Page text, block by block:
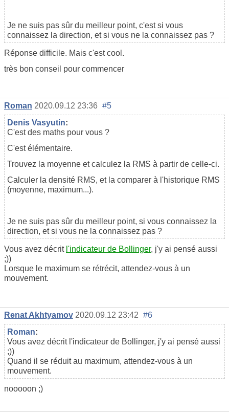
Je ne suis pas sûr du meilleur point, c'est si vous
connaissez la direction, et si vous ne la connaissez pas ?
Réponse difficile. Mais c'est cool.
très bon conseil pour commencer
Roman 2020.09.12 23:36 #5
Denis Vasyutin:
C'est des maths pour vous ?
C'est élémentaire.
Trouvez la moyenne et calculez la RMS à partir de celle-ci.
Calculer la densité RMS, et la comparer à l'historique RMS
(moyenne, maximum...).
Je ne suis pas sûr du meilleur point, si vous connaissez la
direction, et si vous ne la connaissez pas ?
Vous avez décrit l'indicateur de Bollinger, j'y ai pensé aussi
;))
Lorsque le maximum se rétrécit, attendez-vous à un
mouvement.
Renat Akhtyamov 2020.09.12 23:42 #6
Roman:
Vous avez décrit l'indicateur de Bollinger, j'y ai pensé aussi
;))
Quand il se réduit au maximum, attendez-vous à un
mouvement.
nooooon ;)